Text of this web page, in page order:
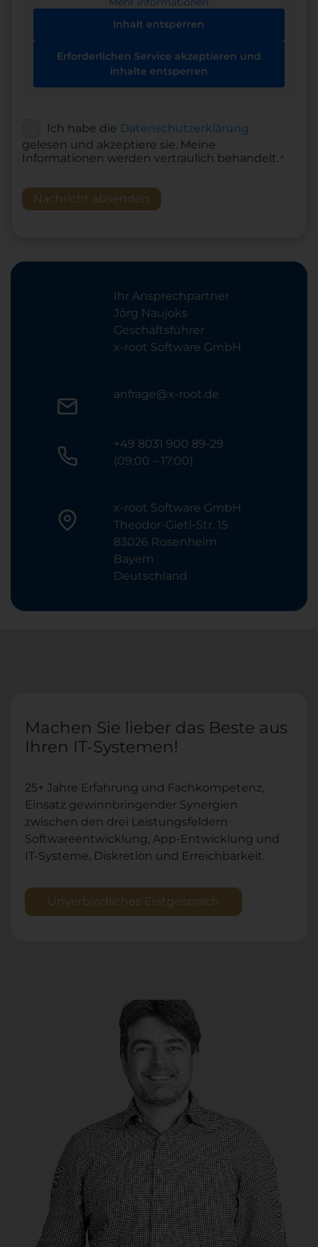
Inhalt entsperren
Erforderlichen Service akzeptieren und
Inhalte entsperren
DSGVOIch habe die Datenschutzerklärung
gelesen und akzeptiere sie. Meine
Informationen werden vertraulich behandelt. *
Nachricht absenden
Ihr Ansprechpartner
Jörg Naujoks
Geschäftsführer
x-root Software GmbH
anfrage@x-root.de
+49 8031 900 89-29
(09:00 – 17:00)
x-root Software GmbH
Theodor-Gietl-Str. 15
83026 Rosenheim
Bayern
Deutschland
Machen Sie lieber das Beste aus
Ihren IT-Systemen!
25+ Jahre Erfahrung und Fachkompetenz,
Einsatz gewinnbringender Synergien
zwischen den drei Leistungsfeldern
Softwareentwicklung, App-Entwicklung und
IT-Systeme, Diskretion und Erreichbarkeit.
Unverbindliches Erstgespräch